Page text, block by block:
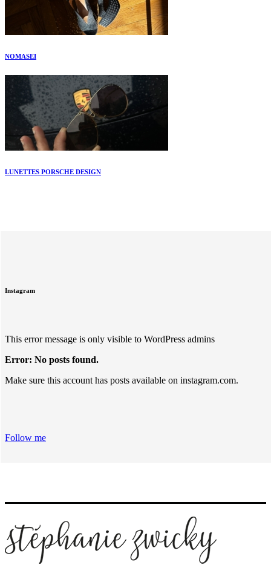
NOMASEI
LUNETTES PORSCHE DESIGN
Instagram
This error message is only visible to WordPress admins
Error: No posts found.
Make sure this account has posts available on instagram.com.
Follow me